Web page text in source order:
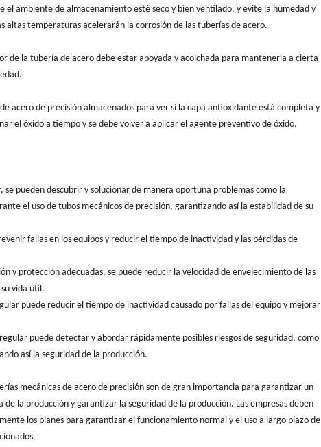
el ambiente de almacenamiento esté seco y bien ventilado, y evite la humedad y
altas temperaturas acelerarán la corrosión de las tuberías de acero.
de la tubería de acero debe estar apoyada y acolchada para mantenerla a cierta
acero de precisión almacenados para ver si la capa antioxidante está completa y
el óxido a tiempo y se debe volver a aplicar el agente preventivo de óxido.
pueden descubrir y solucionar de manera oportuna problemas como la
el uso de tubos mecánicos de precisión, garantizando así la estabilidad de su
fallas en los equipos y reducir el tiempo de inactividad y las pérdidas de
y protección adecuadas, se puede reducir la velocidad de envejecimiento de las
vida útil.
puede reducir el tiempo de inactividad causado por fallas del equipo y mejorar
puede detectar y abordar rápidamente posibles riesgos de seguridad, como
así la seguridad de la producción.
mecánicas de acero de precisión son de gran importancia para garantizar un
la producción y garantizar la seguridad de la producción. Las empresas deben
los planes para garantizar el funcionamiento normal y el uso a largo plazo de